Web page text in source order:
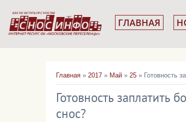
ГЛАВНАЯ
Главная » 2017 » Май » 25 » Готовность
Готовность заплатить
снос?